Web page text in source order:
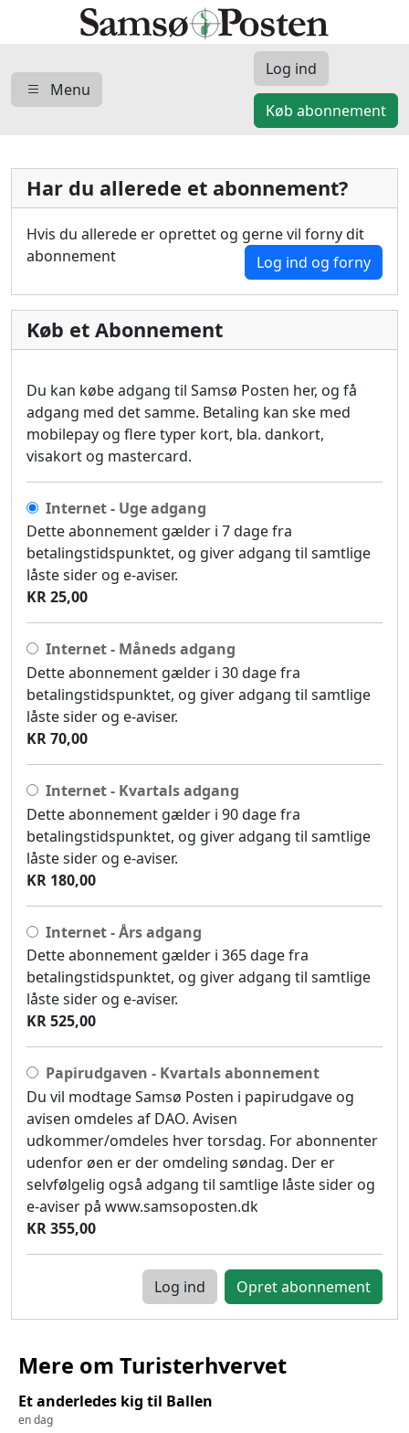
Menu
Log ind
Køb abonnement
Har du allerede et abonnement?
Hvis du allerede er oprettet og gerne vil forny dit
abonnement
Log ind og forny
Køb et Abonnement
Du kan købe adgang til Samsø Posten her, og få
adgang med det samme. Betaling kan ske med
mobilepay og flere typer kort, bla. dankort,
visakort og mastercard.
Internet - Uge adgang
Dette abonnement gælder i 7 dage fra
betalingstidspunktet, og giver adgang til samtlige
låste sider og e-aviser.
KR 25,00
Internet - Måneds adgang
Dette abonnement gælder i 30 dage fra
betalingstidspunktet, og giver adgang til samtlige
låste sider og e-aviser.
KR 70,00
Internet - Kvartals adgang
Dette abonnement gælder i 90 dage fra
betalingstidspunktet, og giver adgang til samtlige
låste sider og e-aviser.
KR 180,00
Internet - Års adgang
Dette abonnement gælder i 365 dage fra
betalingstidspunktet, og giver adgang til samtlige
låste sider og e-aviser.
KR 525,00
Papirudgaven - Kvartals abonnement
Du vil modtage Samsø Posten i papirudgave og
avisen omdeles af DAO. Avisen
udkommer/omdeles hver torsdag. For abonnenter
udenfor øen er der omdeling søndag. Der er
selvfølgelig også adgang til samtlige låste sider og
e-aviser på www.samsoposten.dk
KR 355,00
Log ind
Mere om Turisterhvervet
Et anderledes kig til Ballen
en dag